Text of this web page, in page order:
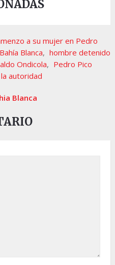
a su mujer en Pedro
Blanca, hombre detenido
Ondicola, Pedro Pico
autoridad
Blanca